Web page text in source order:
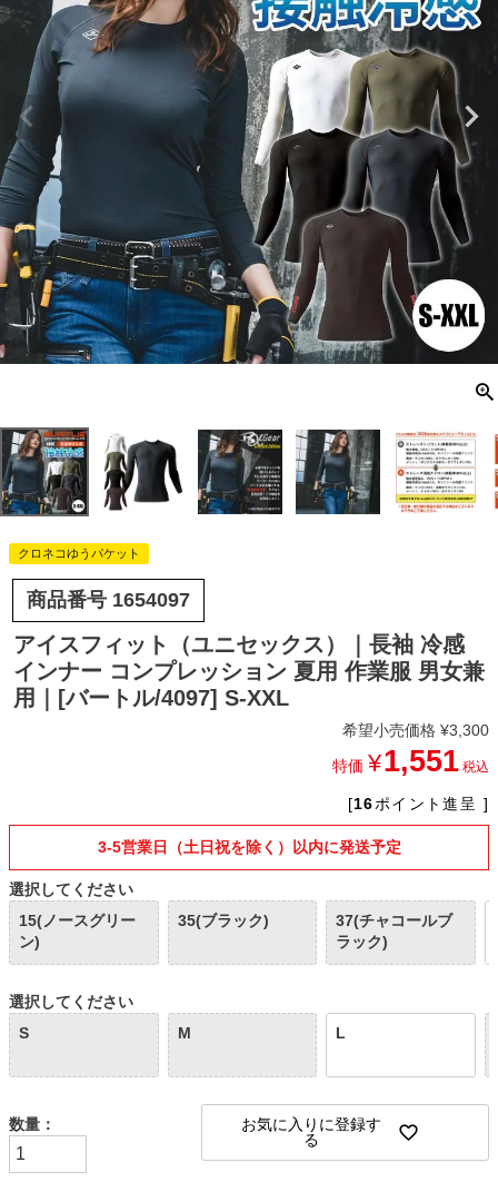
クロネコゆうパケット
商品番号 1654097
アイスフィット（ユニセックス）｜長袖 冷感
インナー コンプレッション 夏用 作業服 男女兼
用｜[バートル/4097] S-XXL
希望小売価格 ¥3,300
特価 ¥1,551 税込
[16ポイント進呈 ]
3-5営業日（土日祝を除く）以内に発送予定
選択してください
15(ノースグリー
ン)
35(ブラック)
37(チャコールブ
ラック)
選択してください
S
M L
お気に入りに登録す
る